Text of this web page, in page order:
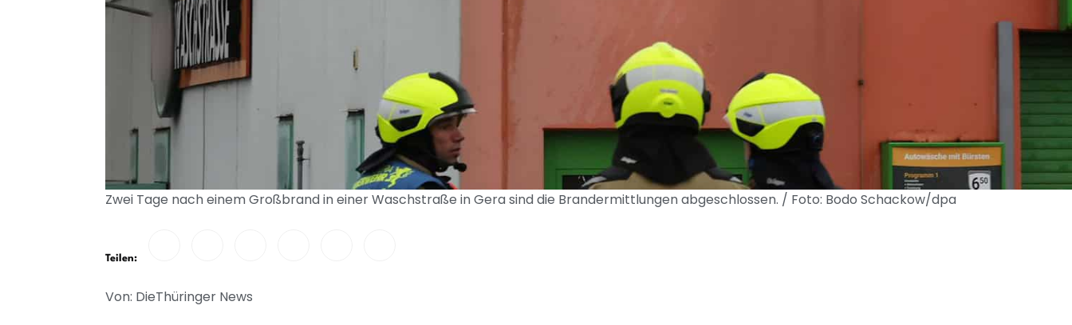
Zwei Tage nach einem Großbrand in einer Waschstraße in Gera sind die Brandermittlungen abgeschlossen. / Foto: Bodo Schackow/dpa
Teilen:
Von: DieThüringer News